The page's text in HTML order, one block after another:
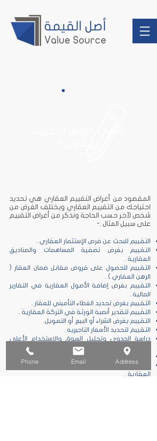
المقصود من أغراض التقييم العقاري هي تحديد
احتياجك من التقييم العقاري ويختلف الغرض من
شخص لآخر حسب الحاجة ونذكر من أغراض التقييم
على سبيل المثال :-
التقييم للبحث عن فرص الإستثمار العقاري .
التقييم بغرض تصفية المساهمات والصناديق
العقارية .
التقييم للحصول على قروض مقابل ضمان العقار (
الرهن العقاري ) .
التقييم بغرض إضافة الأصول العقارية في التقارير
المالية .
التقييم بغرض تحديد الغطاء التأميني للعقار .
التقييم لتقدير أنصبة الورثة في التركة العقارية .
التقييم بغرض الشراء أو البيع أو التمويل.
التقييم لتحديد الأسعار التاجيريه .
دراسة الجدوى وتحليل السوق والإستخدام الأعلى
والأفضل .
التقييم للأغراض القانونية والنزاعات القضائية .
التقييم لتحديد سعر العقار لغرض إنشاء الصناديق
العقارية .
Phone Email Address